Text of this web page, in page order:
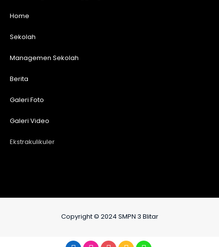
Home
Sekolah
Managemen Sekolah
Berita
Galeri Foto
Galeri Video
Ekstrakulikuler
Copyright © 2024 SMPN 3 Blitar